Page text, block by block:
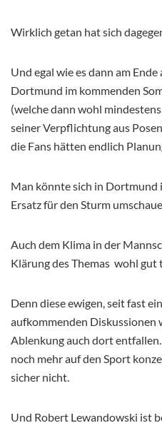
Wirklich getan hat sich
Und egal wie es dann am
Dortmund im kommenden
(welche dann wohl
seiner Verpflichtung aus
die Fans hätten endlich
Man könnte sich in Dortmund
Ersatz für den Sturm
Auch dem Klima in der
Klärung des Themas wohl gut
Denn diese ewigen, seit fast
aufkommenden Diskussionen
Ablenkung auch dort
noch mehr auf den Sport
sicher nicht.
Und Robert Lewandowski ist